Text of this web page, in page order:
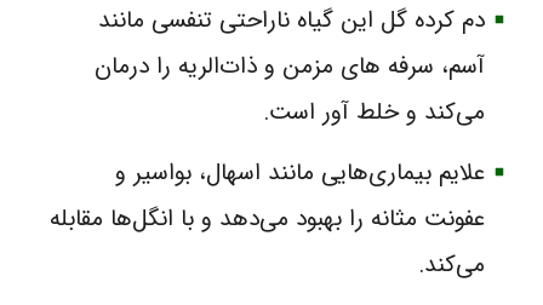
دم کرده گل این گیاه ناراحتی تنفسی مانند
آسم، سرفه های مزمن و ذات‌الریه را درمان
می‌کند و خلط آور است.
علایم بیماری‌هایی مانند اسهال، بواسیر و
عفونت مثانه را بهبود می‌دهد و با انگل‌ها مقابله
می‌کند.